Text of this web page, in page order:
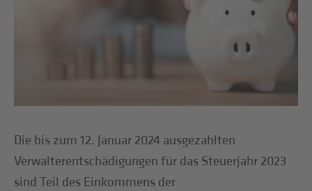
Die bis zum 12. Januar 2024 ausgezahlten
Verwalterentschädigungen für das Steuerjahr 2023
sind Teil des Einkommens der